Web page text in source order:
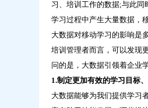
习、培训工作的数据;与此同
学习过程中产生大量数据，
大数据对移动学习的影响是
培训管理者而言，可以发现
问的是，大数据引领着企业
1.制定更加有效的学习目标
大数据能够为我们提供学习